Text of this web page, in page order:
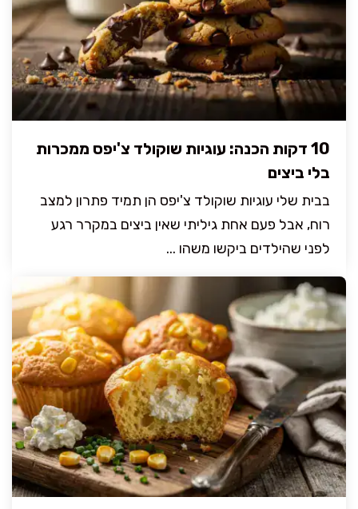
10 דקות הכנה: עוגיות שוקולד צ'יפס ממכרות
בלי ביצים
בבית שלי עוגיות שוקולד צ'יפס הן תמיד פתרון למצב
רוח, אבל פעם אחת גיליתי שאין ביצים במקרר רגע
לפני שהילדים ביקשו משהו ...